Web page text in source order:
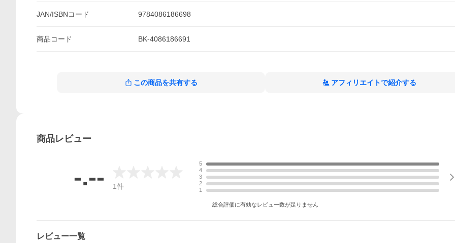
JAN/ISBNコード 9784086186698
商品コード BK-4086186691
この商品を共有する アフィリエイトで紹介する
商品レビュー
-.-- 1件
5
4
3
2
1
総合評価に有効なレビュー数が足りません
レビュー一覧